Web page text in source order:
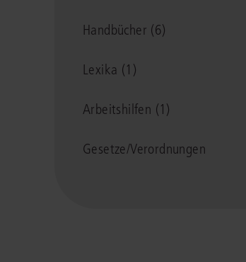
Handbücher (6)
Lexika (1)
Arbeitshilfen (1)
Gesetze/Verordnungen